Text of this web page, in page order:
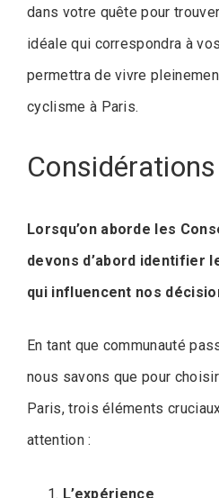
dans votre quête pour
idéale qui correspondra à
permettra de vivre
cyclisme à Paris.
Lorsqu’on aborde les
devons d’abord identifier
qui influencent nos
En tant que communauté
nous savons que pour
Paris, trois éléments
attention :
L’expérience